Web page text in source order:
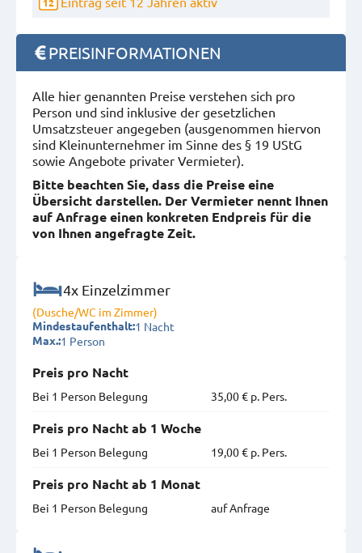
12
PREISINFORMATIONEN
Alle hier genannten Preise verstehen sich pro
Person und sind inklusive der gesetzlichen
Umsatzsteuer angegeben (ausgenommen hiervon
sind Kleinunternehmer im Sinne des § 19 UStG
sowie Angebote privater Vermieter).
Bitte beachten Sie, dass die Preise eine
Übersicht darstellen. Der Vermieter nennt Ihnen
auf Anfrage einen konkreten Endpreis für die
von Ihnen angefragte Zeit.
4x Einzelzimmer
(Dusche/WC im Zimmer)
Mindestaufenthalt:1 Nacht
Max.:1 Person
Preis pro Nacht
Bei 1 Person Belegung
35,00 € p. Pers.
Preis pro Nacht ab 1 Woche
Bei 1 Person Belegung
19,00 € p. Pers.
Preis pro Nacht ab 1 Monat
Bei 1 Person Belegung
auf Anfrage